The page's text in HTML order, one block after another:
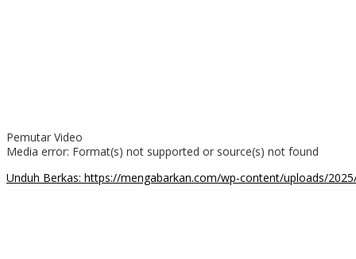
Media error: Format(s) not supported or source(s) not found
Unduh Berkas: https://mengabarkan.com/wp-content/uploads/
Pemutar Video